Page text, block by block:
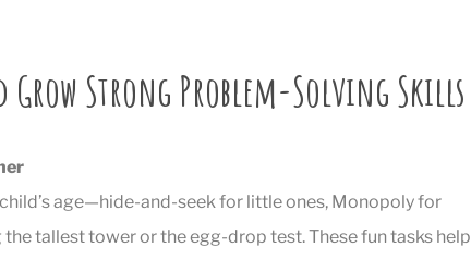
Grow Strong Problem-Solving Skills
age—hide-and-seek for little ones, Monopoly for
tallest tower or the egg-drop test. These fun tasks help